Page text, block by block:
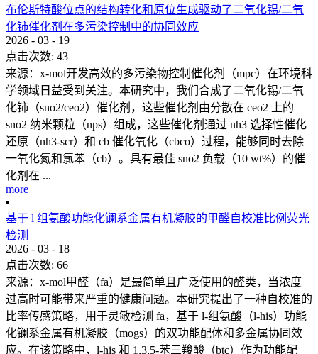
布伦斯特酸位点的结构转化和原位生成驱动了二氧化锡/二氧
化铈催化剂在多污染控制中的协同效应
2026 - 03 - 19
点击次数: 43
来源：x-mol开发高效的多污染物控制催化剂（mpc）在环境科
学领域日益受到关注。本研究中，我们合成了二氧化锡/二氧
化铈（sno2/ceo2）催化剂，这些催化剂由分散在 ceo2 上的
sno2 纳米颗粒（nps）组成，这些催化剂通过 nh3 选择性催化
还原（nh3-scr）和 cb 催化氧化（cbco）过程，能够同时去除
一氧化氮和氯苯（cb）。具有最佳 sno2 负载（10 wt%）的催
化剂在 ...
more
基于 l 组氨酸功能化镧系金属有机凝胶的甲醛自校准比例荧光
检测
2026 - 03 - 18
点击次数: 66
来源：x-mol甲醛（fa）是最简单且广泛使用的醛类，当浓度
过高时可能带来严重的健康问题。本研究提出了一种自校准的
比率传感策略，用于灵敏检测 fa，基于 l-组氨酸（l-his）功能
化镧系金属有机凝胶（mogs）的双功能配体和多金属协同效
应。在该策略中，l-his 和 1,3,5-苯三羧酸（btc）作为功能配